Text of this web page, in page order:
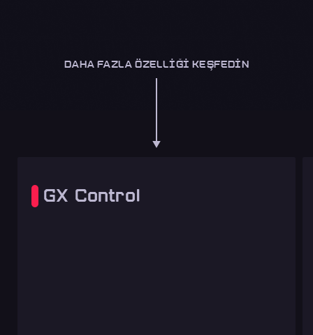
DAHA FAZLA ÖZELLIĞI KEŞFEDIN
GX Control